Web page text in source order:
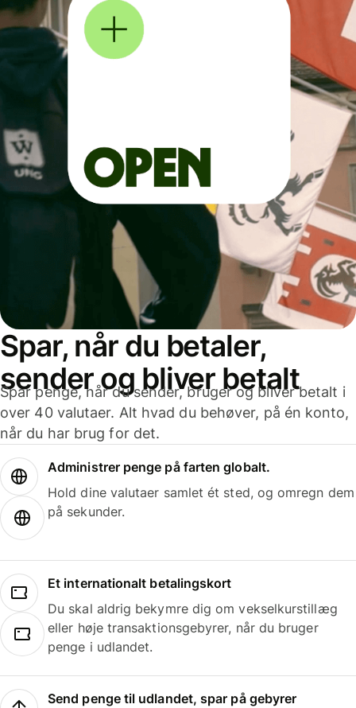
Spar, når du betaler,
sender og bliver betalt
Spar penge, når du sender, bruger og bliver betalt i
over 40 valutaer. Alt hvad du behøver, på én konto,
når du har brug for det.
Administrer penge på farten globalt.
Hold dine valutaer samlet ét sted, og omregn dem
på sekunder.
Et internationalt betalingskort
Du skal aldrig bekymre dig om vekselkurstillæg
eller høje transaktionsgebyrer, når du bruger
penge i udlandet.
Send penge til udlandet, spar på gebyrer